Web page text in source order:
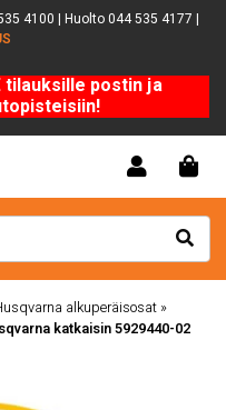
4100 | Huolto 044 535 4177 |
tilauksille postin ja
alkuperäisosat »
katkaisin 5929440-02